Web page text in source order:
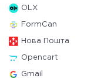
OLX
FormCan
Нова Пошта
Opencart
Gmail